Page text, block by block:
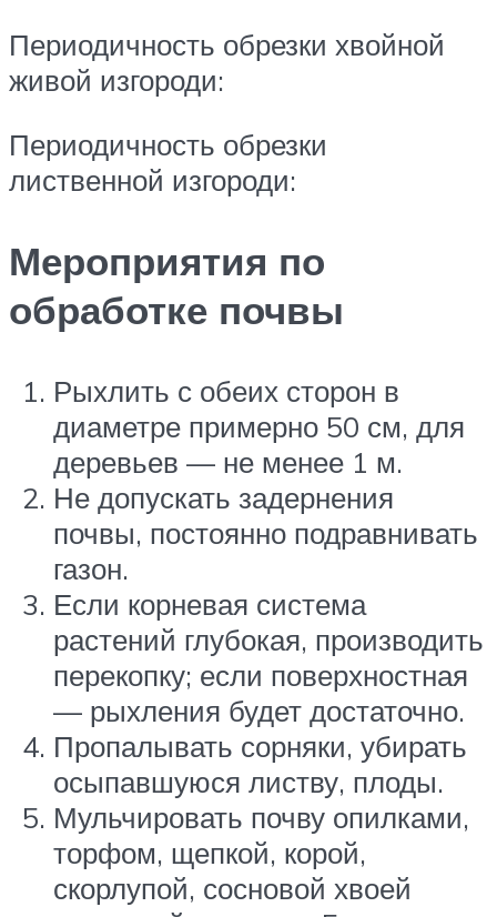
Периодичность обрезки хвойной
живой изгороди:
Периодичность обрезки
лиственной изгороди:
Мероприятия по
обработке почвы
Рыхлить с обеих сторон в
диаметре примерно 50 см, для
деревьев — не менее 1 м.
Не допускать задернения
почвы, постоянно подравнивать
газон.
Если корневая система
растений глубокая, производить
перекопку; если поверхностная
— рыхления будет достаточно.
Пропалывать сорняки, убирать
осыпавшуюся листву, плоды.
Мульчировать почву опилками,
торфом, щепкой, корой,
скорлупой, сосновой хвоей